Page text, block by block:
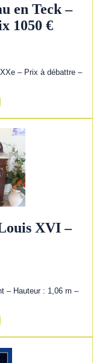
en Teck –
1050 €
– Prix à débattre –
XVI –
– Hauteur : 1,06 m –